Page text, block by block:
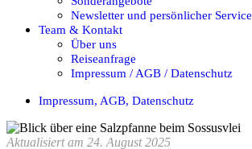
Newsletter und persönlicher Service
Team & Kontakt
Über uns
Reiseanfrage
Impressum / AGB / Datenschutz
Impressum, AGB, Datenschutz
Aktualisiert am 24. August 2025